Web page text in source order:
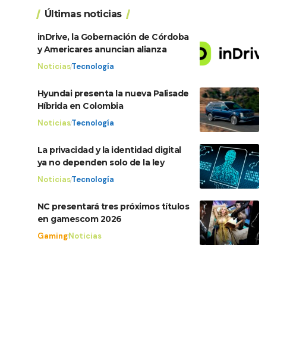
Últimas noticias
inDrive, la Gobernación de Córdoba
y Americares anuncian alianza
NoticiasTecnología
Hyundai presenta la nueva Palisade
Híbrida en Colombia
NoticiasTecnología
La privacidad y la identidad digital
ya no dependen solo de la ley
NoticiasTecnología
NC presentará tres próximos títulos
en gamescom 2026
GamingNoticias